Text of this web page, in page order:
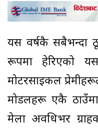
यस वर्षकै सबैभन्दा
रूपमा हेरिएको
मोटरसाइकल
मोडलहरू एकै
मेला अवधिभर